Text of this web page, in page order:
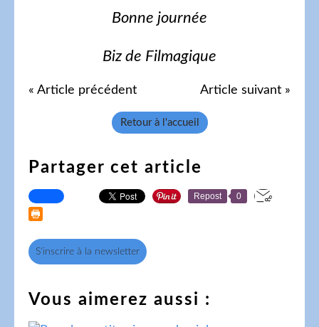
Bonne journée
Biz de Filmagique
« Article précédent Article suivant »
Retour à l'accueil
Partager cet article
Repost 0
S'inscrire à la newsletter
Vous aimerez aussi :